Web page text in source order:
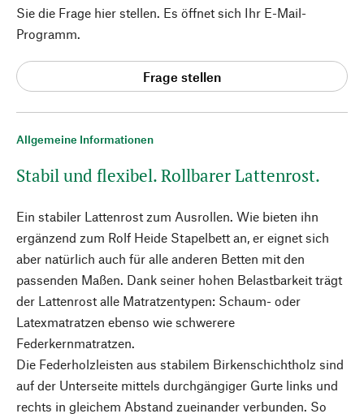
Allgemeine Informationen
Stabil und flexibel. Rollbarer Lattenrost.
Ein stabiler Lattenrost zum Ausrollen. Wie bieten ihn
ergänzend zum Rolf Heide Stapelbett an, er eignet sich
aber natürlich auch für alle anderen Betten mit den
passenden Maßen. Dank seiner hohen Belastbarkeit trägt
der Lattenrost alle Matratzentypen: Schaum- oder
Latexmatratzen ebenso wie schwerere
Federkernmatratzen.
Die Federholzleisten aus stabilem Birkenschichtholz sind
auf der Unterseite mittels durchgängiger Gurte links und
rechts in gleichem Abstand zueinander verbunden. So
Sie die Frage hier stellen. Es öffnet sich Ihr E-Mail-
Programm.
Frage stellen